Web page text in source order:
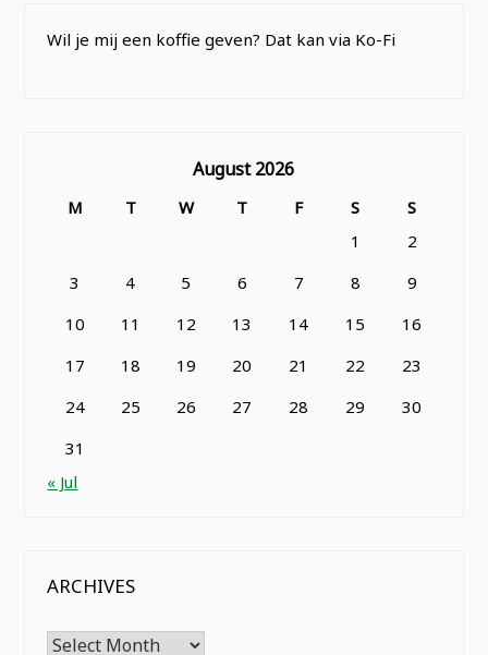
Wil je mij een koffie geven? Dat kan via Ko-Fi
August 2026
M T W T F S
S
1
2
3
4 5 6 7 8
9
10
11 12 13 14 15
16
17
18 19 20 21 22
23
24
25 26 27 28 29
30
31
« Jul
ARCHIVES
Archives